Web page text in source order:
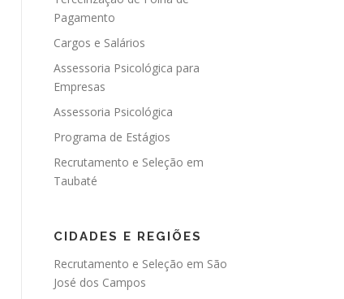
Pagamento
Cargos e Salários
Assessoria Psicológica para
Empresas
Assessoria Psicológica
Programa de Estágios
Recrutamento e Seleção em
Taubaté
CIDADES E REGIÕES
Recrutamento e Seleção em São
José dos Campos